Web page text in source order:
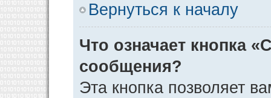
Вернуться к началу
Что означает кнопка
сообщения?
Эта кнопка позволяет